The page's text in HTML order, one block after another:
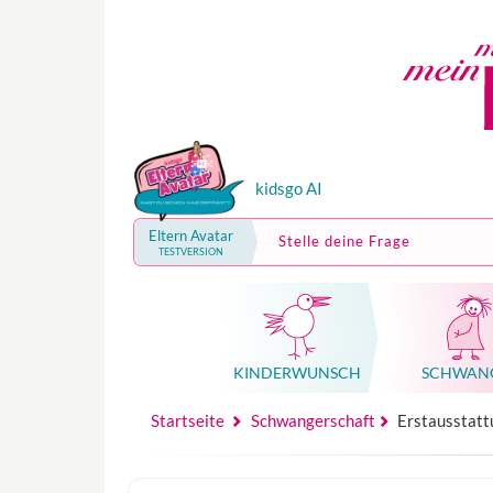
kidsgo AI
Eltern Avatar
TESTVERSION
Stelle deine Frage
KINDER­WUNSCH
Startseite Schwangerschaft